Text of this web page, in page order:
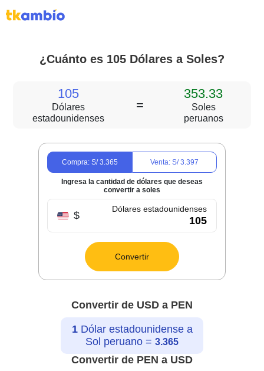
¿Cuánto es 105 Dólares a Soles?
105
Dólares
estadounidenses
=
353.33
Soles
peruanos
Compra: S/3.365 Venta: S/3.397
Ingresa la cantidad de dólares que deseas
convertir a soles
$
Dólares estadounidenses
Convertir
Convertir de USD a PEN
1Dólar estadounidense a
Sol peruano = 3.365
Convertir de PEN a USD